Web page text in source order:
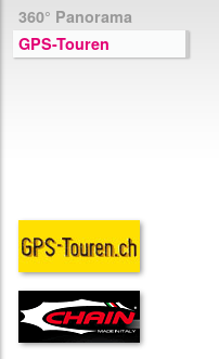
360° Panorama
GPS-Touren